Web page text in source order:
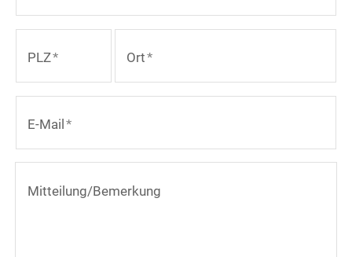
PLZ* Ort*
E-Mail *
Mitteilung/Bemerkung